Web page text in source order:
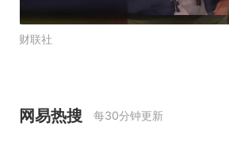
财联社
网易热搜 每30分钟更新